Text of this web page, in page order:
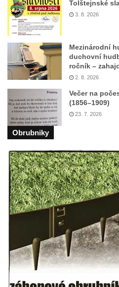
Českých Budějovicích
Památník Otokara Mokrého v
Sadech v Českých Budějovicích
Poslední dochovaný
Pražské třídě v Českých
Socha Civilizovaní na Husově
Socha svatého Jana
Sadech u Mlýnské stoky v
Budějovicích
Budějovicích
Socha svatého Vincence
nádvoří kláštera dominikánů v
Budějovicích
Socha svatého Zachariáše na
kláštera dominikánů v Českých
Budějovicích
Socha svatého Josefa na
dominikánů v Českých
Socha svaté Anny na nádvoří
Tolštejnské
3. 8. 2026
Mezinárodní
duchovní
ročník –
2. 8. 2026
Večer na
(1856–1909)
23. 7. 2026
Obrubniky